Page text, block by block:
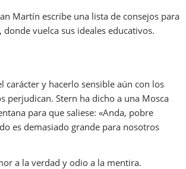
Martín escribe una lista de consejos para
vuelca sus ideales educativos.
carácter y hacerlo sensible aún con los
perjudican. Stern ha dicho a una Mosca
para que saliese: «Anda, pobre
es demasiado grande para nosotros
a la verdad y odio a la mentira.